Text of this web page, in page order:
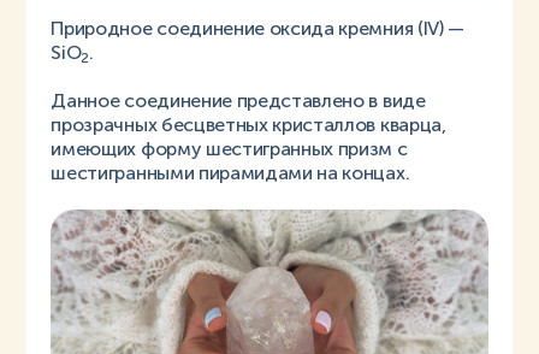
Природное соединение оксида кремния (IV) —
SiO2.
Данное соединение представлено в виде
прозрачных бесцветных кристаллов кварца,
имеющих форму шестигранных призм с
шестигранными пирамидами на концах.